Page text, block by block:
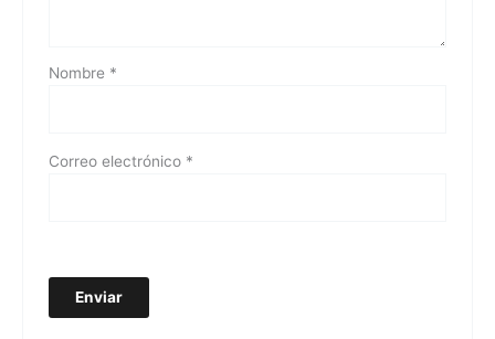
Nombre *
Correo electrónico *